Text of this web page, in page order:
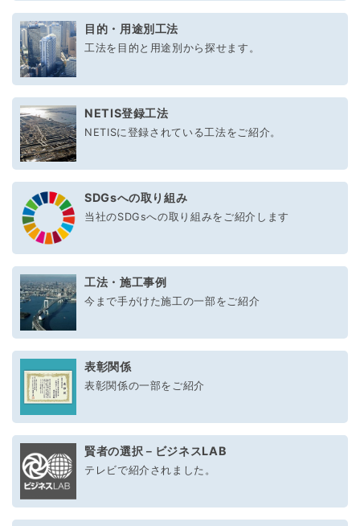
目的・用途別工法
工法を目的と用途別から探せます。
NETIS登録工法
NETISに登録されている工法をご紹介。
SDGsへの取り組み
当社のSDGsへの取り組みをご紹介します
工法・施工事例
今まで手がけた施工の一部をご紹介
表彰関係
表彰関係の一部をご紹介
賢者の選択－ビジネスLAB
テレビで紹介されました。